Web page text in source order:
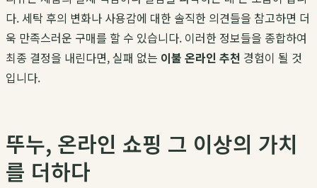
다. 세탁 후의 변화나 사용감에 대한 솔직한 의견들을 참고하면 더
욱 만족스러운 구매를 할 수 있습니다. 이러한 정보들을 종합하여
최종 결정을 내린다면, 실패 없는 이불 온라인 추천 경험이 될 것
입니다.
뚜누, 온라인 쇼핑 그 이상의 가치
를 더하다